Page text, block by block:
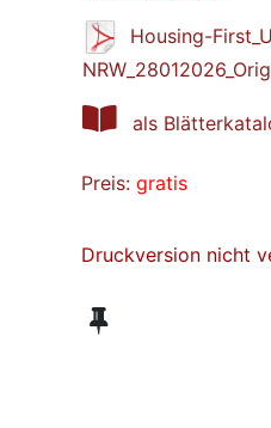
Housing-
als
Preis: gratis
Druckversion nicht